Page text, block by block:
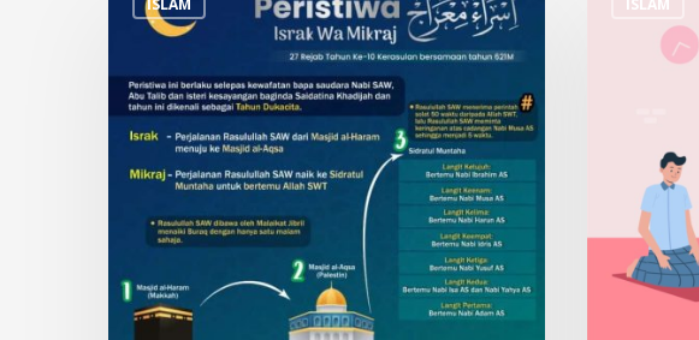
ISLAM
Israk
Mikraj
dan
Tarikh
Penting
ISLAM
Untuk